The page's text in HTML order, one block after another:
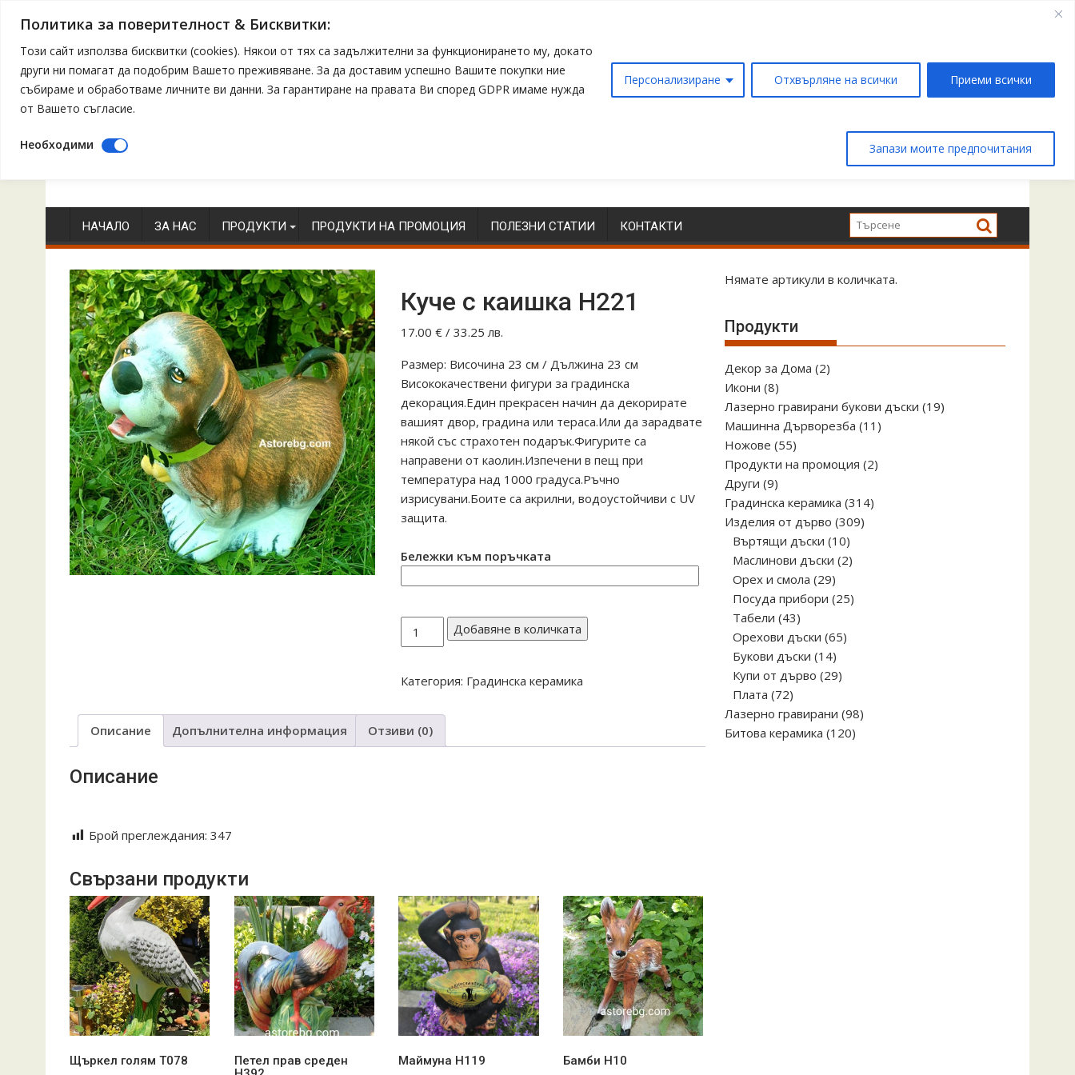
Политика за поверителност & Бисквитки:
Този сайт използва бисквитки (cookies). Някои от тях са задължителни за функционирането му, докато
други ни помагат да подобрим Вашето преживяване. За да доставим успешно Вашите покупки ние
събираме и обработваме личните ви данни. За гарантиране на правата Ви според GDPR имаме нужда
от Вашето съгласие.
Персонализиране Отхвърляне на всички Приеми всички
Необходими Запази моите предпочитания
to
contentНАЧАЛО ЗА НАС ПРОДУКТИ ПРОДУКТИ НА ПРОМОЦИЯ ПОЛЕЗНИ СТАТИИ КОНТАКТИ
Куче с каишка Н221
17.00 €/ 33.25 лв.
Размер: Височина 23 см / Дължина 23 см
Висококачествени фигури за градинска
декорация.Един прекрасен начин да декорирате
вашият двор, градина или тераса.Или да зарадвате
някой със страхотен подарък.Фигурите са
направени от каолин.Изпечени в пещ при
температура над 1000 градуса.Ръчно
изрисувани.Боите са акрилни, водоустойчиви с UV
защита.
Бележки към поръчката
количество
за
с
Добавяне в количката
Категория: Градинска керамика
Описание Допълнителна информация Отзиви (0)
Описание
Брой преглеждания: 347
Свързани продукти
Щъркел голям T078
Петел прав среден
Маймуна Н119
Бамби Н10
Нямате артикули в количката.
Продукти
Декор за Дома 22
Икони 88
продукта
Лазерно гравирани букови дъски 1919
Машинна Дърворезба 11 11
Ножове 5555
продукта
Продукти на промоция 22
Други 99
продукта
Градинска керамика 314314
Изделия от дърво 309309
Въртящи дъски 1010
продукта
Маслинови дъски 22
Орех и смола 2929
продукта
Посуда прибори 2525
Табели 4343
продукта
Орехови дъски 6565
Букови дъски 1414
продукта
Купи от дърво 2929
Плата 7272
продукта
Лазерно гравирани 9898
Битова керамика 120120